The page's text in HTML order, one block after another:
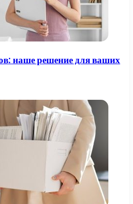
наше решение для ваших